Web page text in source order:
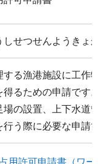
しせつせんようきょ
する漁港施設に工作
得るための申請です
場の設置、上下水道
行う際に必要な申請
用許可申請書（ワ